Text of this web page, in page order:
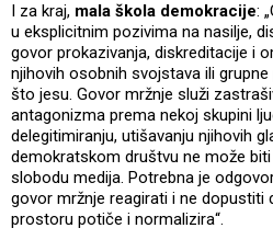
I za kraj, mala škola demokracije:
u eksplicitnim pozivima na nasilje,
govor prokazivanja, diskreditacije i
njihovih osobnih svojstava ili
što jesu. Govor mržnje služi
antagonizma prema nekoj skupini
delegitimiranju, utišavanju njihovih
demokratskom društvu ne može
slobodu medija. Potrebna je
govor mržnje reagirati i ne dopustiti
prostoru potiče i normalizira“.